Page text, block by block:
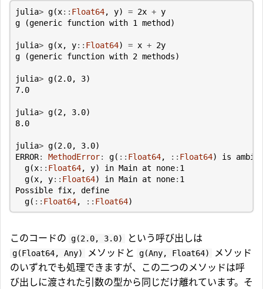
julia> g(x:: Float64, y) = 2x + y
g
(generic function with 1 method)
julia> g(x, y:: Float64) = x + 2y
g
(generic function with 2 methods)
julia> g(2.0, 3)
7.0
julia> g(2, 3.0)
8.0
julia> g(2.0, 3.0)
ERROR: MethodError: g( :: Float64, :: Float64) is
g(x:: Float64, y) in Main at none: 1
g(x, y:: Float64) in Main at none: 1
Possible fix,
define
g( :: Float64, :: Float64)
このコードの g(2.0, 3.0) という呼び出しは
g(Float64, Any) メソッドと g(Any, Float64)
メソッド
のいずれでも処理できますが、この二つのメソッドは呼
び出しに渡された引数の型から同じだけ離れています。そ